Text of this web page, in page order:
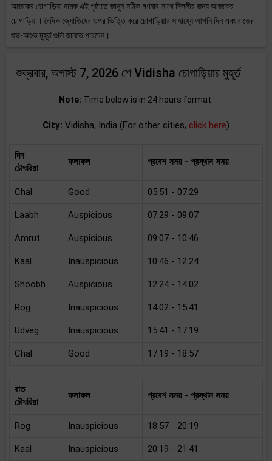
আজকের চোগাড়িয়া নামক এই পৃষ্ঠাতে জানুন সঠিক গণনার সাথে দিল্লীর জন্য আজকের
চোগাড়িয়া। বৈদিক জ্যোতিষের ওপর ভিত্তি করে চোগাড়িয়ার সাহায্যে আপনি দিন এবং রাতের
শুভ-অশুভ মুহূর্ত গুলি জানতে পারবেন।
শুক্রবার, অগাস্ট 7, 2026 শে Vidisha চোগাড়িয়ার মুহূর্ত
Note: Time below is in 24 hours format.
City: Vidisha, India (For other cities, click here)
দিন
চৌঘরিয়া
ফলাফল প্রবেশ সময় - প্রস্থান সময়
Chal Good 05:51 - 07:29
Laabh Auspicious 07:29 - 09:07
Amrut Auspicious 09:07 - 10:46
Kaal Inauspicious 10:46 - 12:24
Shoobh Auspicious 12:24 - 14:02
Rog Inauspicious 14:02 - 15:41
Udveg Inauspicious 15:41 - 17:19
Chal Good 17:19 - 18:57
রাত
চৌঘরিয়া
ফলাফল প্রবেশ সময় - প্রস্থান সময়
Rog Inauspicious 18:57 - 20:19
Kaal Inauspicious 20:19 - 21:41